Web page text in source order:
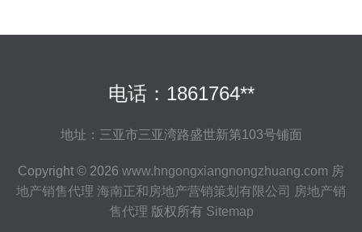
电话：1861764**
地址：三亚市三亚湾路盛世新第103号铺面
Copyright © 2026 www.hngongxiangnongzhuang.com 房
地产销售代理 海南正和房地产营销策划有限公司 房地产销
售代理 版权所有 Sitemap